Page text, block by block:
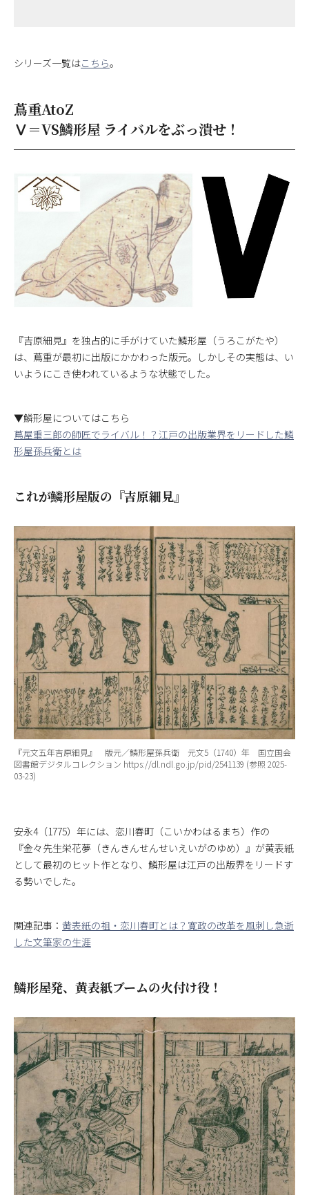
シリーズ一覧はこちら。
蔦重AtoZ
Ⅴ＝VS鱗形屋 ライバルをぶっ潰せ！
『吉原細見』を独占的に手がけていた鱗形屋（うろこがたや）
は、蔦重が最初に出版にかかわった版元。しかしその実態は、い
いようにこき使われているような状態でした。
▼鱗形屋についてはこちら
蔦屋重三郎の師匠でライバル！？江戸の出版業界をリードした鱗
形屋孫兵衛とは
これが鱗形屋版の『吉原細見』
『元文五年吉原細見』 版元／鱗形屋孫兵衛 元文5（1740）年 国立国会
図書館デジタルコレクション https://dl.ndl.go.jp/pid/2541139 (参照 2025-
03-23)
安永4（1775）年には、恋川春町（こいかわはるまち）作の
『金々先生栄花夢（きんきんせんせいえいがのゆめ）』が黄表紙
として最初のヒット作となり、鱗形屋は江戸の出版界をリードす
る勢いでした。
関連記事： 黄表紙の祖・恋川春町とは？寛政の改革を風刺し急逝
した文筆家の生涯
鱗形屋発、黄表紙ブームの火付け役！